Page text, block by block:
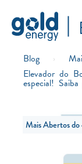
Blog ›
Elevador do
especial!
Mais Abertos